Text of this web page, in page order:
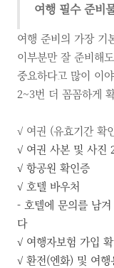
여행 필수 준비
여행 준비의 가장 기
이부분만 잘 준비해
중요하다고 많이 이
2~3번 더 꼼꼼하게
√ 여권 (유효기간 확
√ 여권 사본 및 사진
√ 항공원 확인증
√ 호텔 바우처
- 호텔에 문의를 남
다
√ 여행자보험 가입
√ 환전(엔화) 및 여행